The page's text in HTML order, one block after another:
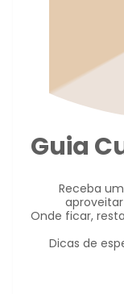
Guia
Receba
Onde ficar,
Dicas de